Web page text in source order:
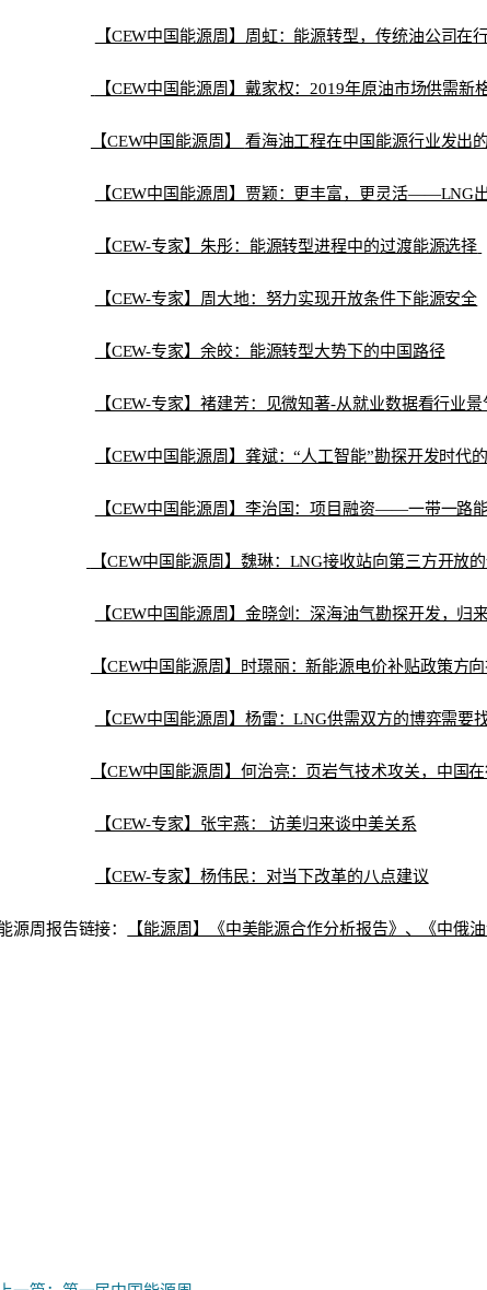
【CEW中国能源周】周虹：能源转型，传统油公司在
【CEW中国能源周】戴家权：2019年原油市场供需
【CEW中国能源周】 看海油工程在中国能源行业发出
【CEW中国能源周】贾颖：更丰富，更灵活——LNG
【CEW-专家】朱彤：能源转型进程中的过渡能源选择
【CEW-专家】周大地：努力实现开放条件下能源安全
【CEW-专家】余皎：能源转型大势下的中国路径
【CEW-专家】褚建芳：见微知著-从就业数据看行业
【CEW中国能源周】龚斌：“人工智能”勘探开发时代
【CEW中国能源周】李治国：项目融资——一带一路
【CEW中国能源周】魏琳：LNG接收站向第三方开放
【CEW中国能源周】金晓剑：深海油气勘探开发，归
【CEW中国能源周】时璟丽：新能源电价补贴政策方
【CEW中国能源周】杨雷：LNG供需双方的博弈需要
【CEW中国能源周】何治亮：页岩气技术攻关，中国
【CEW-专家】张宇燕： 访美归来谈中美关系
【CEW-专家】杨伟民：对当下改革的八点建议
源周报告链接： 【能源周】《中美能源合作分析报告》、《中俄